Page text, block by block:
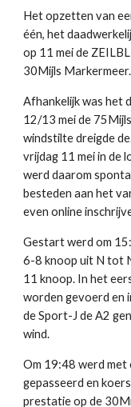
Het opzetten van
één, het
op 11 mei de
30Mijls Markermeer.
Afhankelijk was het
12/13 mei de
windstilte dreigde
vrijdag 11 mei in de
werd daarom
besteden aan het
even online
Gestart werd om
6-8 knoop uit N tot
11 knoop. In het
worden gevoerd en
de Sport-J de A2
wind.
Om 19:48 werd met
gepasseerd en
prestatie op de